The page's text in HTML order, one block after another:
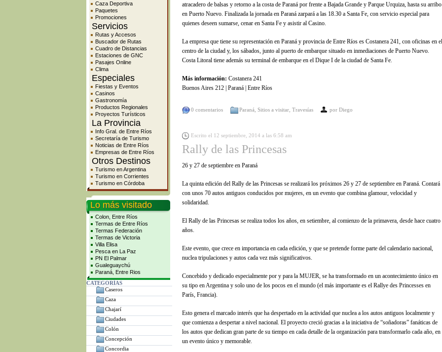
Caza Deportiva
Paquetes
Promociones
Servicios
Rutas y Accesos
Buscador de Rutas
Cuadro de Distancias
Estaciones de GNC
Pasajes Online
Clima
Especiales
Fiestas y Eventos
Casinos
Gastronomía
Productos Regionales
Proyectos Turísticos
La Provincia
Info Gral. de Entre Ríos
Secretaría de Turismo
Noticias de Entre Ríos
Empresas de Entre Ríos
Otros Destinos
Turismo en Argentina
Turismo en Corrientes
Turismo en Córdoba
Lo más visitado
Colon, Entre Ríos
Termas de Entre Ríos
Termas Federación
Termas de Victoria
Villa Elisa
Pesca en La Paz
PN El Palmar
Gualeguaychú
Paraná, Entre Rios
CATEGORÍAS
Caseros
Caza
Chajarí
Ciudades
Colón
Concepción
Concordia
atracadero de balsas y retorno a la costa de Paraná por frente a Bajada Grande y Parque Urquiza, hasta su arribo
en Puerto Nuevo. Finalizada la jornada en Paraná zarpará a las 18.30 a Santa Fe, con servicio especial para
quienes deseen sumarse, cenar en Santa Fe y asistir al Casino.
La empresa que tiene su representación en Paraná y provincia de Entre Ríos es Costanera 241, con oficinas en el
centro de la ciudad y, los sábados, junto al puerto de embarque situado en inmediaciones de Puerto Nuevo.
Costa Litoral tiene además su terminal de embarque en el Dique I de la ciudad de Santa Fe.
Más información: Costanera 241
Buenos Aires 212 | Paraná | Entre Ríos
0 comentarios Paraná Sitios a visitar Travesías por Diego
Escrito el 12 septiembre, 2014 a las 6:58 am
Rally de las Princesas
26 y 27 de septiembre en Paraná
La quinta edición del Rally de las Princesas se realizará los próximos 26 y 27 de septiembre en Paraná. Contará
con unos 70 autos antiguos conducidos por mujeres, en un evento que combina glamour, velocidad y
solidaridad.
El Rally de las Princesas se realiza todos los años, en setiembre, al comienzo de la primavera, desde hace cuatro
años.
Este evento, que crece en importancia en cada edición, y que se pretende forme parte del calendario nacional,
nuclea tripulaciones y autos cada vez más significativos.
Concebido y dedicado especialmente por y para la MUJER, se ha transformado en un acontecimiento único en
su tipo en Argentina y solo uno de los pocos en el mundo (el más importante es el Rallye des Princesses en
París, Francia).
Esto genera el marcado interés que ha despertado en la actividad que nuclea a los autos antiguos localmente y
que comienza a despertar a nivel nacional. El proyecto creció gracias a la iniciativa de “soñadoras” fanáticas de
los autos que dedican gran parte de su tiempo en cada detalle de la organización para transformarlo cada año, en
un evento único y memorable.